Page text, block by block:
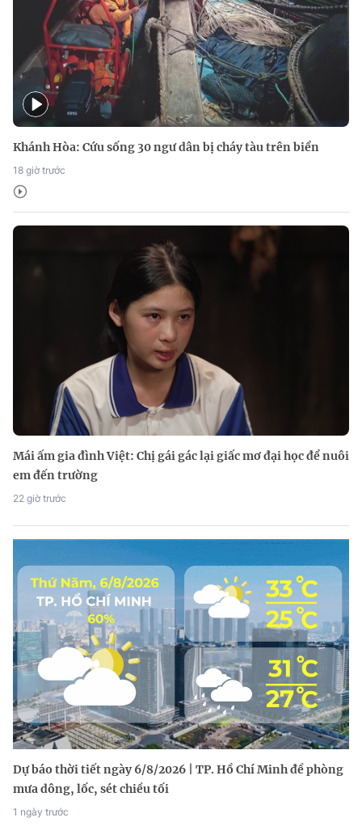
Khánh Hòa: Cứu sống 30 ngư dân bị cháy tàu trên biển
18 giờ trước
Mái ấm gia đình Việt: Chị gái gác lại giấc mơ đại học để nuôi
em đến trường
22 giờ trước
Dự báo thời tiết ngày 6/8/2026 | TP. Hồ Chí Minh đề phòng
mưa dông, lốc, sét chiều tối
1 ngày trước